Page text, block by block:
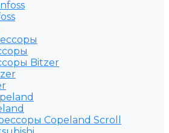
Bitzer
Copeland Scroll